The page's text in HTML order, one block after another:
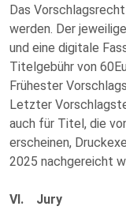
Das
werden. Der
und eine digitale
Titelgebühr von
Frühester
Letzter
auch für Titel, die
erscheinen,
2025 nachgereicht
VI. Jury